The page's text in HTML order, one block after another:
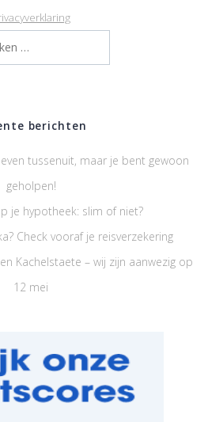
berichten
tussenuit, maar je bent gewoon
geholpen!
je hypotheek: slim of niet?
Check vooraf je reisverzekering
Kachelstaete – wij zijn aanwezig op
12 mei